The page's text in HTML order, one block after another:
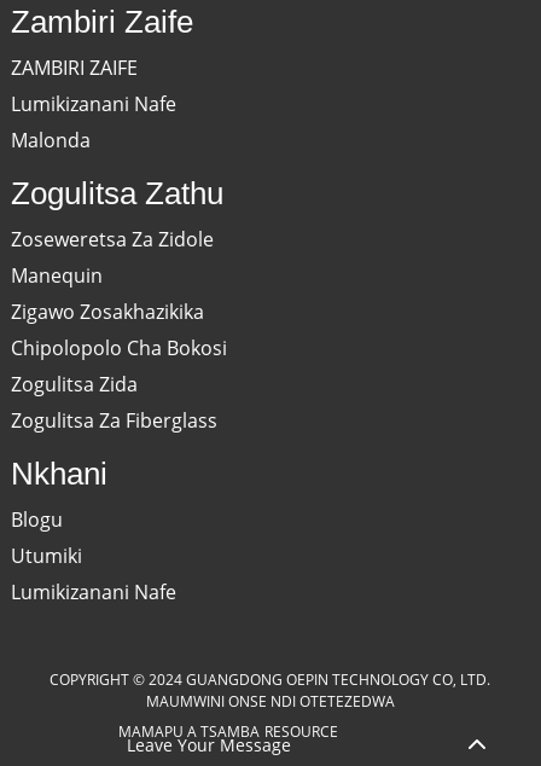
Zambiri Zaife
ZAMBIRI ZAIFE
Lumikizanani Nafe
Malonda
Zogulitsa Zathu
Zoseweretsa Za Zidole
Manequin
Zigawo Zosakhazikika
Chipolopolo Cha Bokosi
Zogulitsa Zida
Zogulitsa Za Fiberglass
Nkhani
Blogu
Utumiki
Lumikizanani Nafe
COPYRIGHT © 2024 GUANGDONG OEPIN TECHNOLOGY CO, LTD.
MAUMWINI ONSE NDI OTETEZEDWA
MAMAPU A TSAMBA RESOURCE
Leave Your Message